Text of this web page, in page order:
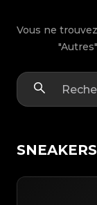
Vous ne
SNEAKERS